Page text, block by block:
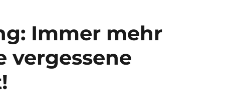
Immer mehr
vergessene